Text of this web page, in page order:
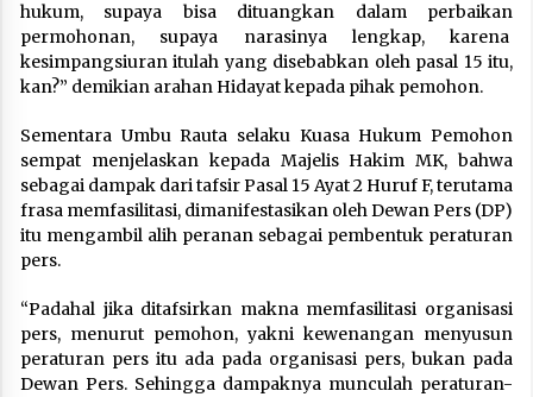
hukum, supaya bisa dituangkan dalam perbaikan
permohonan, supaya narasinya lengkap, karena
kesimpangsiuran itulah yang disebabkan oleh pasal 15 itu,
kan?” demikian arahan Hidayat kepada pihak pemohon.
Sementara Umbu Rauta selaku Kuasa Hukum Pemohon
sempat menjelaskan kepada Majelis Hakim MK, bahwa
sebagai dampak dari tafsir Pasal 15 Ayat 2 Huruf F, terutama
frasa memfasilitasi, dimanifestasikan oleh Dewan Pers (DP)
itu mengambil alih peranan sebagai pembentuk peraturan
pers.
“Padahal jika ditafsirkan makna memfasilitasi organisasi
pers, menurut pemohon, yakni kewenangan menyusun
peraturan pers itu ada pada organisasi pers, bukan pada
Dewan Pers. Sehingga dampaknya munculah peraturan-